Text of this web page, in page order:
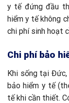
y tế đứng đầu
hiểm y tế không
chi phí sinh hoạt
Chi phí bảo
Khi sống tại
bảo hiểm y tế
tế khi cần thiết.